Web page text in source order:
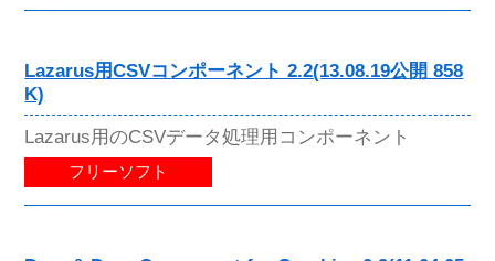
Lazarus用CSVコンポーネント 2.2(13.08.19公開 858
K)
Lazarus用のCSVデータ処理用コンポーネント
フリーソフト